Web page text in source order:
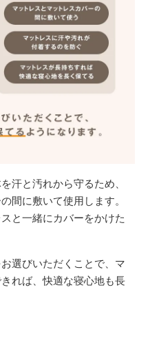
汗と汚れから守るため、
間に敷いて使用します。
と一緒にカバーをかけた
選びいただくことで、マ
れば、快適な寝心地も長